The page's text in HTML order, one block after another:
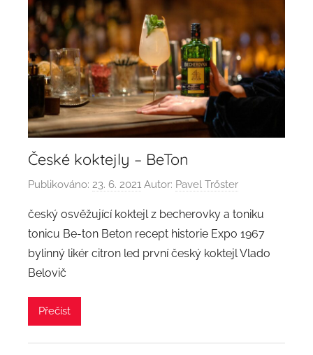
České koktejly – BeTon
Publikováno: 23. 6. 2021 Autor: Pavel Trőster
český osvěžující koktejl z becherovky a toniku
tonicu Be-ton Beton recept historie Expo 1967
bylinný likér citron led první český koktejl Vlado
Belovič
Přečíst